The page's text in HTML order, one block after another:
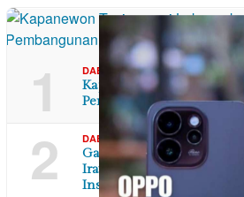
1 DAERAH,DI YOGYAKARTA 06/
Kapanewon Tanjungsari
Pembangunan Zona
2 DAERAH,JAWA BARAT 06/08/2026
Ganti Rugi Tak Kunjung
Irawan Didampingi
Instans…